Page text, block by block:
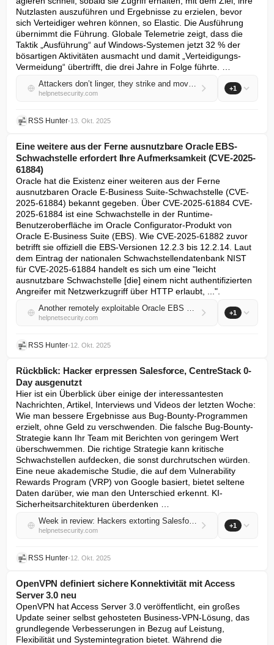
Nutzlasten auszuführen und Ergebnisse zu erzielen, bevor
sich Verteidiger wehren können, so Elastic. Die Ausführung
übernimmt die Führung. Globale Telemetrie zeigt, dass die
Taktik „Ausführung“ auf Windows-Systemen jetzt 32 % der
bösartigen Aktivitäten ausmacht und damit „Verteidigungs-
Vermeidung“ übertrifft, die drei Jahre in Folge führte. …
Attackers don’t linger, they strike and move on
helpnetsecurity.com
+1
RSS Hunter•13. Okt. 2025
Eine weitere aus der Ferne ausnutzbare Oracle EBS-
Schwachstelle erfordert Ihre Aufmerksamkeit (CVE-2025-
61884)
Oracle hat die Existenz einer weiteren aus der Ferne
ausnutzbaren Oracle E-Business Suite-Schwachstelle (CVE-
2025-61884) bekannt gegeben. Über CVE-2025-61884 CVE-
2025-61884 ist eine Schwachstelle in der Runtime-
Benutzeroberfläche im Oracle Configurator-Produkt von
Oracle E-Business Suite (EBS). Wie CVE-2025-61882 zuvor
betrifft sie offiziell die EBS-Versionen 12.2.3 bis 12.2.14. Laut
dem Eintrag der nationalen Schwachstellendatenbank NIST
für CVE-2025-61884 handelt es sich um eine "leicht
ausnutzbare Schwachstelle [die] einem nicht authentifizierten
Angreifer mit Netzwerkzugriff über HTTP erlaubt, ...".
Another remotely exploitable Oracle EBS vulnerability requires your attention (CVE-2025-61884)
helpnetsecurity.com
+1
RSS Hunter•12. Okt. 2025
Rückblick: Hacker erpressen Salesforce, CentreStack 0-
Day ausgenutzt
Hier ist ein Überblick über einige der interessantesten
Nachrichten, Artikel, Interviews und Videos der letzten Woche:
Wie man bessere Ergebnisse aus Bug-Bounty-Programmen
erzielt, ohne Geld zu verschwenden. Die falsche Bug-Bounty-
Strategie kann Ihr Team mit Berichten von geringem Wert
überschwemmen. Die richtige Strategie kann kritische
Schwachstellen aufdecken, die sonst durchrutschen würden.
Eine neue akademische Studie, die auf dem Vulnerability
Rewards Program (VRP) von Google basiert, bietet seltene
Daten darüber, wie man den Unterschied erkennt. KI-
Sicherheitsarchitekturen überdenken …
Week in review: Hackers extorting Salesforce, CentreStack 0-day exploited
helpnetsecurity.com
+1
RSS Hunter•12. Okt. 2025
OpenVPN definiert sichere Konnektivität mit Access
Server 3.0 neu
OpenVPN hat Access Server 3.0 veröffentlicht, ein großes
Update seiner selbst gehosteten Business-VPN-Lösung, das
grundlegende Verbesserungen in Bezug auf Leistung,
Flexibilität und Systemintegration bietet. Während die